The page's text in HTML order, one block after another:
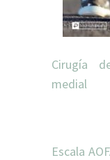
Cirugía
medial
Escala